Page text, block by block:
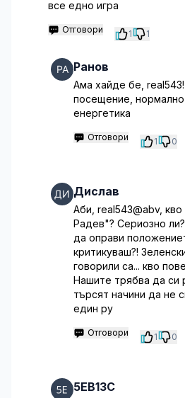
все едно игра
Отговори 1 1
Ранов
Ама хайде бе,
посещение, нормално
енергетика
Отговори 1 0
Дислав
Аби, real543@abv, кво
Радев"? Сериозно
да оправи
критикуваш?!
говорили са... кво
Нашите трябва да си
търсят начини да не
един ру
Отговори 1 0
5EB13C